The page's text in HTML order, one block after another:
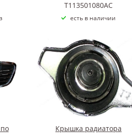
T113501080AC
есть в наличии
Крышка радиатора